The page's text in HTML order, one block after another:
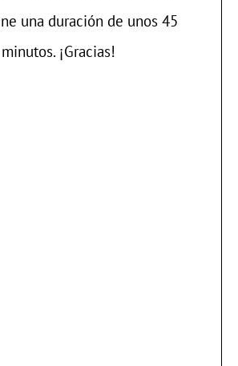
una duración de unos 45
minutos. ¡Gracias!